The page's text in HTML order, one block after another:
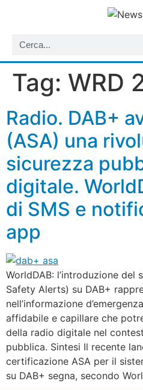
Tag: WRD
Radio. DAB+
(ASA) una
sicurezza
digitale.
di SMS e
app
WorldDAB: l’introduzione del
Safety Alerts) su DAB+
nell’informazione
affidabile e capillare che
della radio digitale nel
pubblica. Sintesi Il recente
certificazione ASA per il
su DAB+ segna, secondo